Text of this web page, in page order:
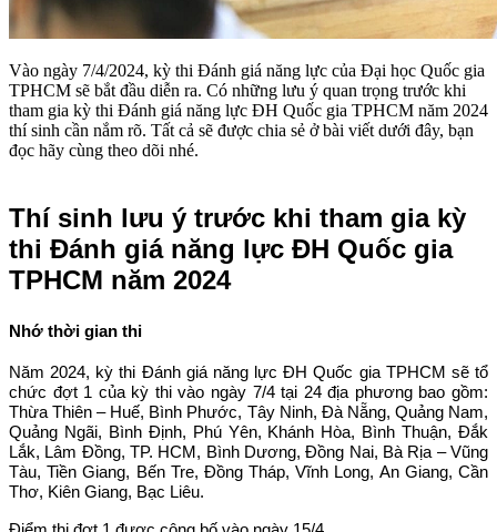
Vào ngày 7/4/2024, kỳ thi Đánh giá năng lực của Đại học Quốc gia
TPHCM sẽ bắt đầu diễn ra. Có những lưu ý quan trọng trước khi
tham gia kỳ thi Đánh giá năng lực ĐH Quốc gia TPHCM năm 2024
thí sinh cần nắm rõ. Tất cả sẽ được chia sẻ ở bài viết dưới đây, bạn
đọc hãy cùng theo dõi nhé.
Thí sinh lưu ý trước khi tham gia kỳ
thi Đánh giá năng lực ĐH Quốc gia
TPHCM năm 2024
Nhớ thời gian thi
Năm 2024, kỳ thi Đánh giá năng lực ĐH Quốc gia TPHCM sẽ tổ
chức đợt 1 của kỳ thi vào ngày 7/4 tại 24 địa phương bao gồm:
Thừa Thiên – Huế, Bình Phước, Tây Ninh, Đà Nẵng, Quảng Nam,
Quảng Ngãi, Bình Định, Phú Yên, Khánh Hòa, Bình Thuận, Đắk
Lắk, Lâm Đồng, TP. HCM, Bình Dương, Đồng Nai, Bà Rịa – Vũng
Tàu, Tiền Giang, Bến Tre, Đồng Tháp, Vĩnh Long, An Giang, Cần
Thơ, Kiên Giang, Bạc Liêu.